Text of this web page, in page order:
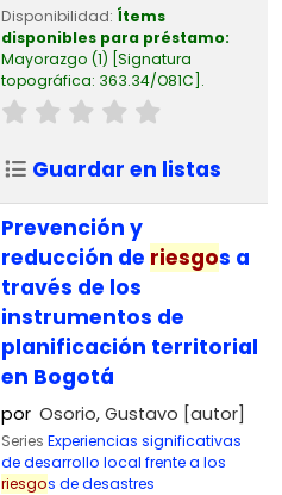
Disponibilidad: Ítems
disponibles para préstamo:
Mayorazgo (1) Signatura
topográfica: 363.34/O81C .
Guardar en listas
Prevención y
reducción de riesgos a
través de los
instrumentos de
planificación territorial
en Bogotá
por Osorio, Gustavo [autor]
Series Experiencias significativas
de desarrollo local frente a los
riesgos de desastres